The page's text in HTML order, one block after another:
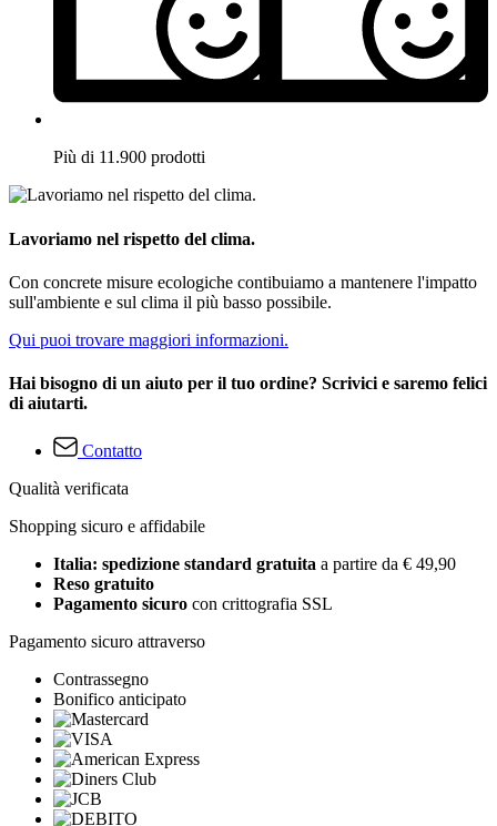
Più di 11.900 prodotti
Lavoriamo nel rispetto del clima.
Con concrete misure ecologiche contibuiamo a mantenere l'impatto
sull'ambiente e sul clima il più basso possibile.
Qui puoi trovare maggiori informazioni.
Hai bisogno di un aiuto per il tuo ordine? Scrivici e saremo felici
di aiutarti.
Contatto
Qualità verificata
Shopping sicuro e affidabile
Italia: spedizione standard gratuita a partire da € 49,90
Reso gratuito
Pagamento sicuro con crittografia SSL
Pagamento sicuro attraverso
Contrassegno
Bonifico anticipato